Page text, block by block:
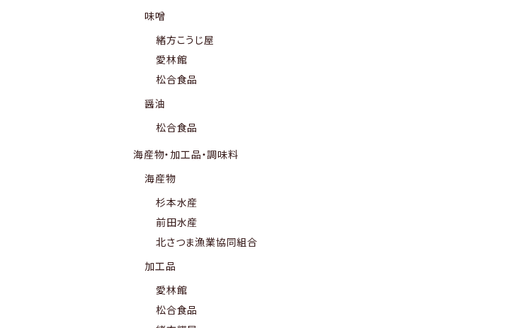
味噌
緒方こうじ屋
愛林館
松合食品
醤油
松合食品
海産物・加工品・調味料
海産物
杉本水産
前田水産
北さつま漁業協同組合
加工品
愛林館
松合食品